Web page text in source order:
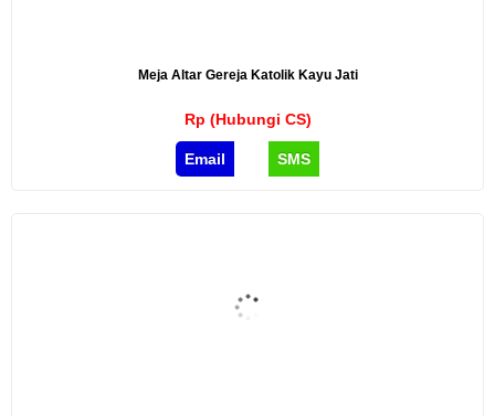
Meja Altar Gereja Katolik Kayu Jati
Rp (Hubungi CS)
Email SMS